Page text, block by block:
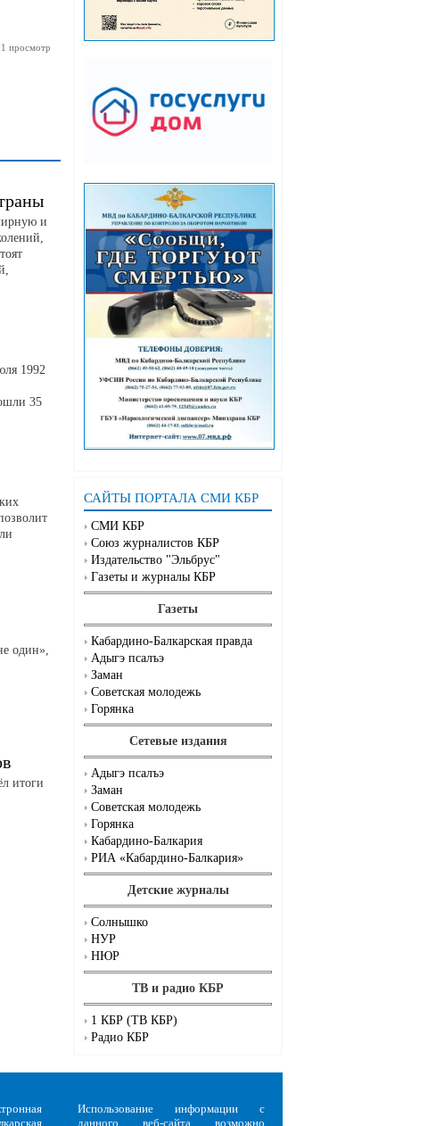
САЙТЫ ПОРТАЛА СМИ КБР
СМИ КБР
Союз журналистов КБР
Издательство "Эльбрус"
Газеты и журналы КБР
Газеты
Кабардино-Балкарская правда
Адыгэ псалъэ
Заман
Советская молодежь
Горянка
Сетевые издания
Адыгэ псалъэ
Заман
Советская молодежь
Горянка
Кабардино-Балкария
РИА «Кабардино-Балкария»
Детские журналы
Солнышко
НУР
НЮР
ТВ и радио КБР
1 КБР (ТВ КБР)
Радио КБР
просмотр
и
1992
35
один»,
итоги
Использование информации с
данного веб-сайта возможно